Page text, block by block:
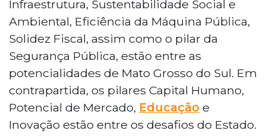
Infraestrutura, Sustentabilidade Social e
Ambiental, Eficiência da Máquina Pública,
Solidez Fiscal, assim como o pilar da
Segurança Pública, estão entre as
potencialidades de Mato Grosso do Sul. Em
contrapartida, os pilares Capital Humano,
Potencial de Mercado, Educação e
Inovação estão entre os desafios do Estado.